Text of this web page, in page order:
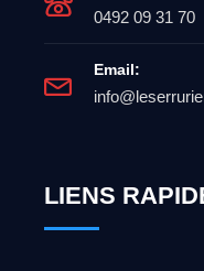
0492 09 31 70
Email:
LIENS